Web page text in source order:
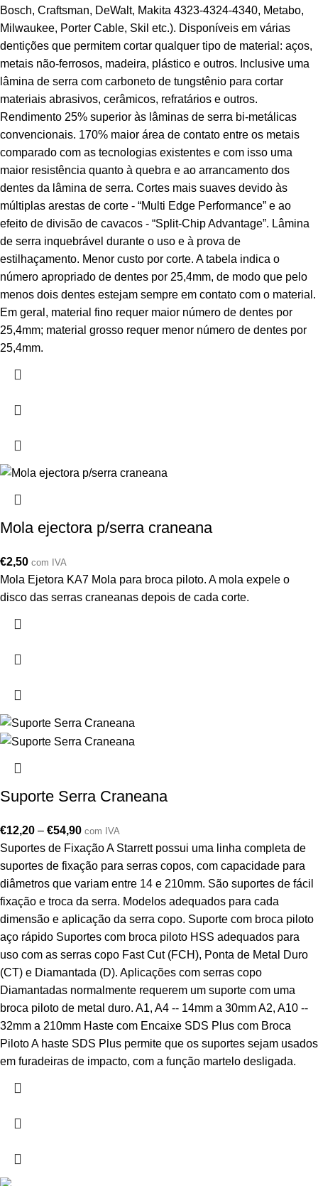
Bosch, Craftsman, DeWalt, Makita 4323-4324-4340, Metabo,
Milwaukee, Porter Cable, Skil etc.). Disponíveis em várias
dentições que permitem cortar qualquer tipo de material: aços,
metais não-ferrosos, madeira, plástico e outros. Inclusive uma
lâmina de serra com carboneto de tungstênio para cortar
materiais abrasivos, cerâmicos, refratários e outros.
Rendimento 25% superior às lâminas de serra bi-metálicas
convencionais. 170% maior área de contato entre os metais
comparado com as tecnologias existentes e com isso uma
maior resistência quanto à quebra e ao arrancamento dos
dentes da lâmina de serra. Cortes mais suaves devido às
múltiplas arestas de corte - “Multi Edge Performance” e ao
efeito de divisão de cavacos - “Split-Chip Advantage”. Lâmina
de serra inquebrável durante o uso e à prova de
estilhaçamento. Menor custo por corte. A tabela indica o
número apropriado de dentes por 25,4mm, de modo que pelo
menos dois dentes estejam sempre em contato com o material.
Em geral, material fino requer maior número de dentes por
25,4mm; material grosso requer menor número de dentes por
25,4mm.
Mola ejectora p/serra craneana
€2,50 com IVA
Mola Ejetora KA7 Mola para broca piloto. A mola expele o
disco das serras craneanas depois de cada corte.
Suporte Serra Craneana
€12,20 – €54,90 com IVA
Suportes de Fixação A Starrett possui uma linha completa de
suportes de fixação para serras copos, com capacidade para
diâmetros que variam entre 14 e 210mm. São suportes de fácil
fixação e troca da serra. Modelos adequados para cada
dimensão e aplicação da serra copo. Suporte com broca piloto
aço rápido Suportes com broca piloto HSS adequados para
uso com as serras copo Fast Cut (FCH), Ponta de Metal Duro
(CT) e Diamantada (D). Aplicações com serras copo
Diamantadas normalmente requerem um suporte com uma
broca piloto de metal duro. A1, A4 -- 14mm a 30mm A2, A10 --
32mm a 210mm Haste com Encaixe SDS Plus com Broca
Piloto A haste SDS Plus permite que os suportes sejam usados
em furadeiras de impacto, com a função martelo desligada.